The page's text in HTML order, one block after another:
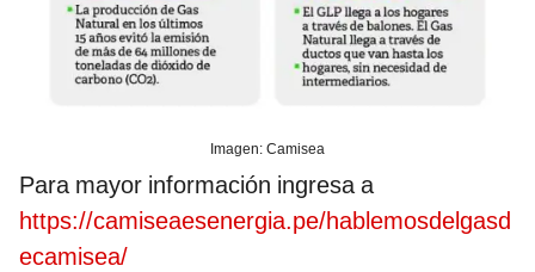
Imagen: Camisea
Para mayor información ingresa a
https://camiseaesenergia.pe/hablemosdelgasd
ecamisea/